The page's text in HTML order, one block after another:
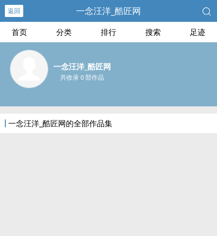
返回 一念汪洋_酷匠网
首页 分类 排行 搜索 足迹
一念汪洋_酷匠网
共收录 0 部作品
一念汪洋_酷匠网的全部作品集